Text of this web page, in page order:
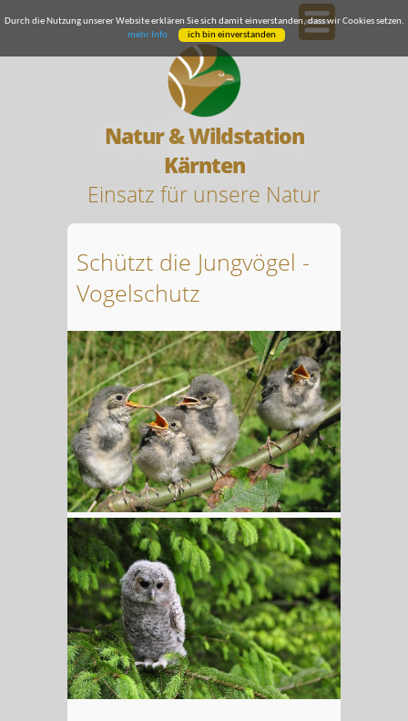
Durch die Nutzung unserer Website erklären Sie sich damit einverstanden, dass wir Cookies setzen.
mehr Info
ich bin einverstanden
Natur & Wildstation
Kärnten
Einsatz für unsere Natur
Schützt die Jungvögel -
Vogelschutz